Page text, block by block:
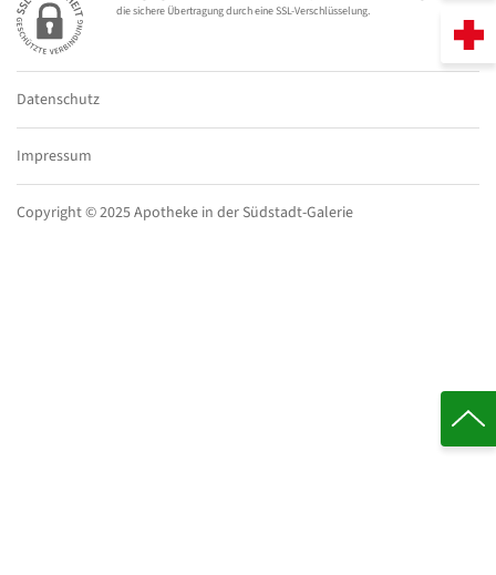
die sichere Übertragung durch eine SSL-Verschlüsselung.
Datenschutz
Impressum
Copyright © 2025 Apotheke in der Südstadt-Galerie